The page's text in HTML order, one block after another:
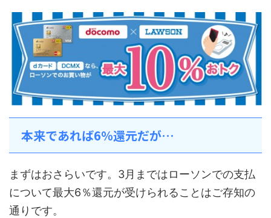
本来であれば6％還元だが…
まずはおさらいです。3月まではローソンでの支払
について最大6％還元が受けられることはご存知の
通りです。